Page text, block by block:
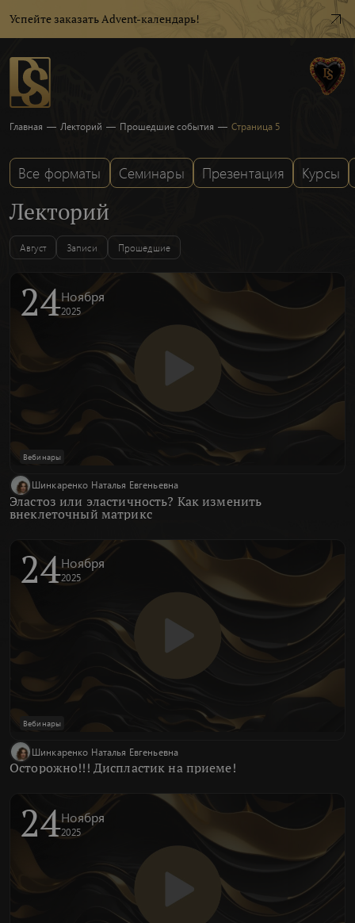
Успейте заказать Advent-календарь!
Главная — Лекторий — Прошедшие события — Страница 5
Все форматы Семинары Презентация Курсы
Лекторий
Август Записи Прошедшие
24Ноября
2025
Вебинары
Шинкаренко Наталья Евгеньевна
Эластоз или эластичность? Как изменить
внеклеточный матрикс
24Ноября
2025
Вебинары
Шинкаренко Наталья Евгеньевна
Осторожно!!! Диспластик на приеме!
24Ноября
2025